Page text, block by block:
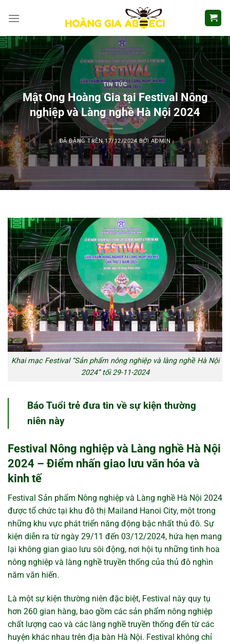
đến
dung
TIN TỨC
Mật Ong Hoàng Gia tại Festival Nông
nghiệp và Làng nghề Hà Nội 2024
ĐÃ ĐĂNG TRÊN17/12/2024 BỞIADMIN
Khai mạc Festival “Sản phẩm nông nghiệp và làng nghề Hà Nội
2024” tối 29-11-2024
Báo Tuổi trẻ đưa tin về sự kiện thường
niên này
Festival Nông nghiệp và Làng nghề Hà Nội
2024 – Điểm nhấn giao lưu văn hóa và
kinh tế
Festival Sản phẩm Nông nghiệp và Làng nghề Hà Nội 2024
được tổ chức tại khu đô thị Mailand Hanoi City, một trong
những khu vực phát triển năng động bậc nhất thủ đô. Sự
kiện diễn ra từ ngày 29/11 đến 03/12/2024, hứa hẹn mang
lại không gian giao lưu sôi động, nơi hội tụ những tình hoa
nông nghiệp và làng nghề truyền thống của thủ đô nghìn
năm văn hiến.
Là một sự kiện thường niên đặc biệt, Festival này quy tụ
hơn 260 gian hàng, bao gồm các sản phẩm nông nghiệp
chất lượng cao và các làng nghề truyền thống đến từ các
huyện khác nhau trên địa bàn Hà Nội. Festival không chỉ